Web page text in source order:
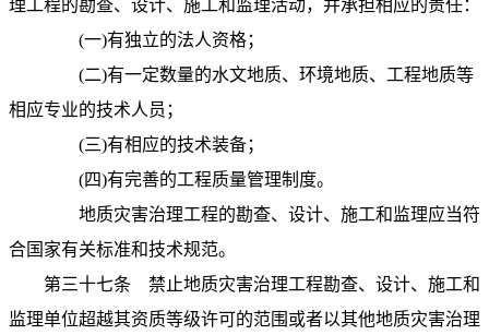
理工程的勘查、设计、施工和监理活动，并承担相应的责任：
(一)有独立的法人资格；
(二)有一定数量的水文地质、环境地质、工程地质等
相应专业的技术人员；
(三)有相应的技术装备；
(四)有完善的工程质量管理制度。
地质灾害治理工程的勘查、设计、施工和监理应当符
合国家有关标准和技术规范。
第三十七条 禁止地质灾害治理工程勘查、设计、施工和
监理单位超越其资质等级许可的范围或者以其他地质灾害治理